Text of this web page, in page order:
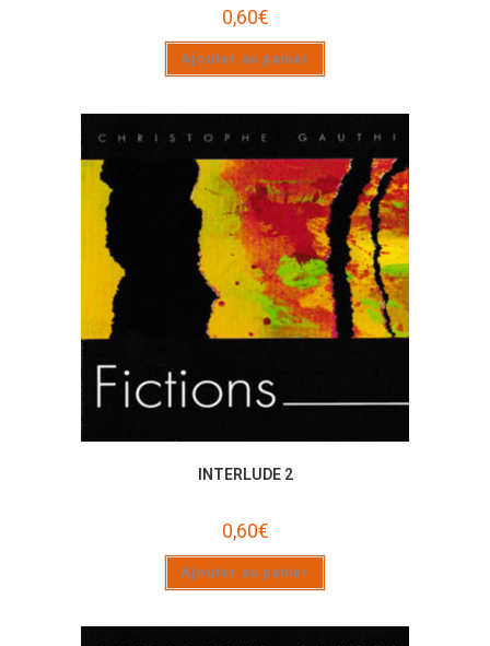
0,60€
Ajouter au panier
INTERLUDE 2
0,60€
Ajouter au panier